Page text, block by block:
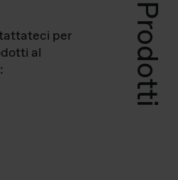
Prodotti
per
al